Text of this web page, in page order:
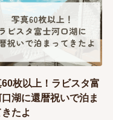
枚以上！ラビスタ富
湖に還暦祝いで泊ま
たよ